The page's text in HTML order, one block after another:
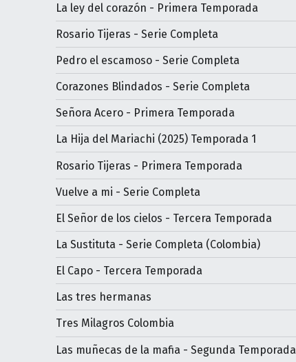
La ley del corazón - Primera Temporada
Rosario Tijeras - Serie Completa
Pedro el escamoso - Serie Completa
Corazones Blindados - Serie Completa
Señora Acero - Primera Temporada
La Hija del Mariachi (2025) Temporada 1
Rosario Tijeras - Primera Temporada
Vuelve a mi - Serie Completa
El Señor de los cielos - Tercera Temporada
La Sustituta - Serie Completa (Colombia)
El Capo - Tercera Temporada
Las tres hermanas
Tres Milagros Colombia
Las muñecas de la mafia - Segunda Temporada